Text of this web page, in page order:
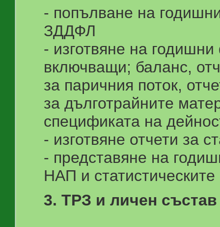
- попълване на
ЗДДФЛ
- изготвяне на
включващи; баланс,
за паричния поток,
за дълготрайните
спецификата на
- изготвяне отчети за
- представяне на
НАП и
3. ТРЗ и личен състав